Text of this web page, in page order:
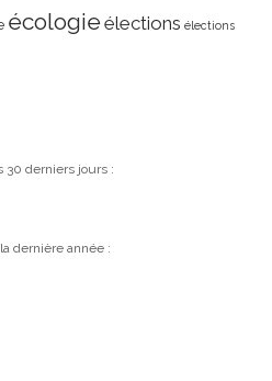
écologie élections élections
30 derniers jours :
dernière année :